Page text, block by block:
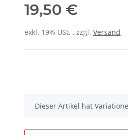
19,50 €
exkl. 19% USt. , zzgl. Versand
x
Dieser Artikel hat